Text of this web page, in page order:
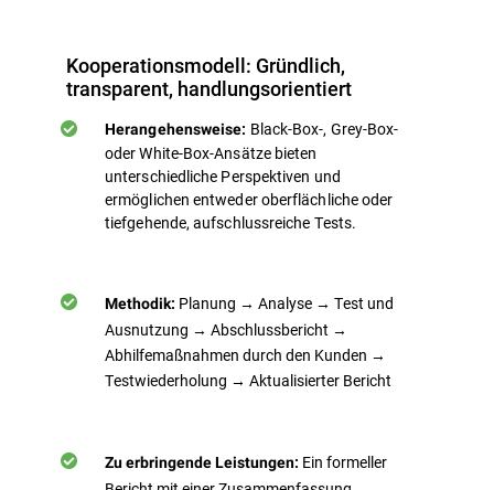
Kooperationsmodell: Gründlich,
transparent, handlungsorientiert
Herangehensweise: Black-Box-, Grey-Box-
oder White-Box-Ansätze bieten
unterschiedliche Perspektiven und
ermöglichen entweder oberflächliche oder
tiefgehende, aufschlussreiche Tests.
Methodik: Planung → Analyse → Test und
Ausnutzung → Abschlussbericht →
Abhilfemaßnahmen durch den Kunden →
Testwiederholung → Aktualisierter Bericht
Zu erbringende Leistungen: Ein formeller